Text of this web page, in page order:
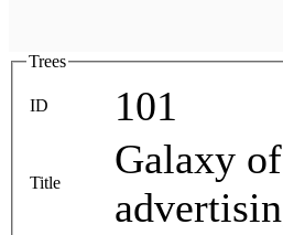
Trees
ID 101
Title
Galaxy